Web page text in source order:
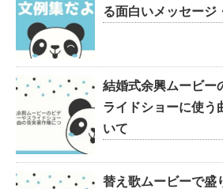
る面白いメッセージ
結婚式余興ムービー
ライドショーに使う
いて
替え歌ムービーで盛